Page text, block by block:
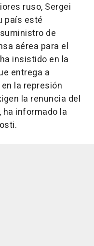
ruso, Sergei
país esté
de
aérea para el
insistido en la
entrega a
la represión
la renuncia del
ha informado la